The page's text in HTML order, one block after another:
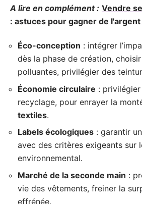
A lire en complément : Vendre
: astuces pour gagner de
Éco-conception : intégrer
dès la phase de création,
polluantes, privilégier des
Économie circulaire :
recyclage, pour enrayer la
textiles.
Labels écologiques : garantir
avec des critères exigeants sur
environnemental.
Marché de la seconde main :
vie des vêtements, freiner la
effrénée.